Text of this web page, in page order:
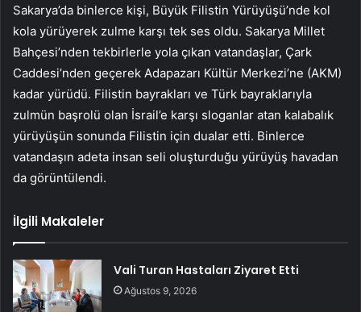
Sakarya’da binlerce kişi, Büyük Filistin Yürüyüşü’nde kol
kola yürüyerek zulme karşı tek ses oldu. Sakarya Millet
Bahçesi’nden tekbirlerle yola çıkan vatandaşlar, Çark
Caddesi’nden geçerek Adapazarı Kültür Merkezi’ne (AKM)
kadar yürüdü. Filistin bayrakları ve Türk bayraklarıyla
zulmün başrolü olan İsrail’e karşı sloganlar atan kalabalık
yürüyüşün sonunda Filistin için dualar etti. Binlerce
vatandaşın adeta insan seli oluşturduğu yürüyüş havadan
da görüntülendi.
İlgili Makaleler
Vali Turan Hastaları Ziyaret Etti
Ağustos 9, 2026